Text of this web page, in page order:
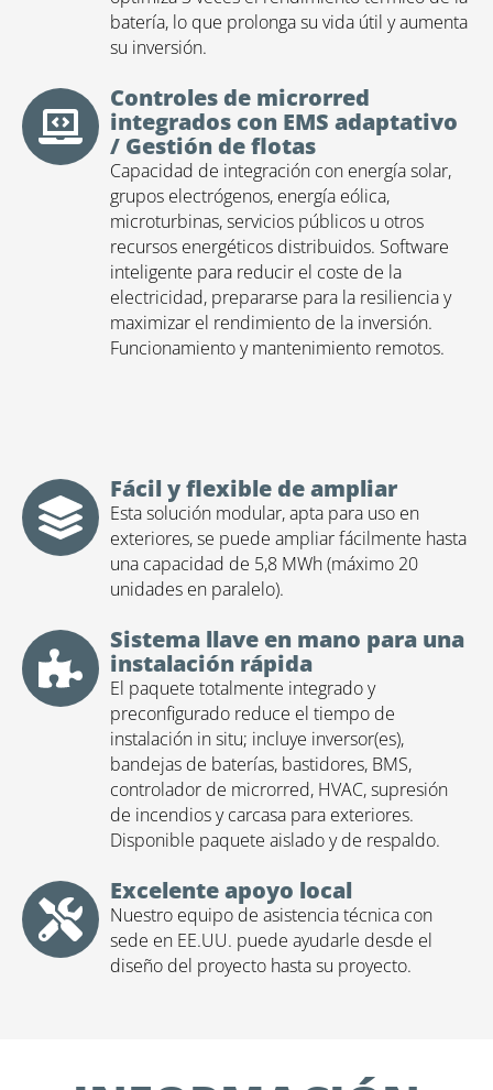
batería, lo que prolonga su vida útil y aumenta
su inversión.
Controles de microrred
integrados con EMS adaptativo
/ Gestión de flotas
Capacidad de integración con energía solar,
grupos electrógenos, energía eólica,
microturbinas, servicios públicos u otros
recursos energéticos distribuidos. Software
inteligente para reducir el coste de la
electricidad, prepararse para la resiliencia y
maximizar el rendimiento de la inversión.
Funcionamiento y mantenimiento remotos.
Fácil y flexible de ampliar
Esta solución modular, apta para uso en
exteriores, se puede ampliar fácilmente hasta
una capacidad de 5,8 MWh (máximo 20
unidades en paralelo).
Sistema llave en mano para una
instalación rápida
El paquete totalmente integrado y
preconfigurado reduce el tiempo de
instalación in situ; incluye inversor(es),
bandejas de baterías, bastidores, BMS,
controlador de microrred, HVAC, supresión
de incendios y carcasa para exteriores.
Disponible paquete aislado y de respaldo.
Excelente apoyo local
Nuestro equipo de asistencia técnica con
sede en EE.UU. puede ayudarle desde el
diseño del proyecto hasta su proyecto.